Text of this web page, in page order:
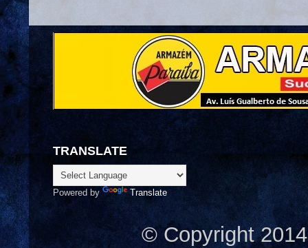
TRANSLATE
Powered by Translate
© Copyright